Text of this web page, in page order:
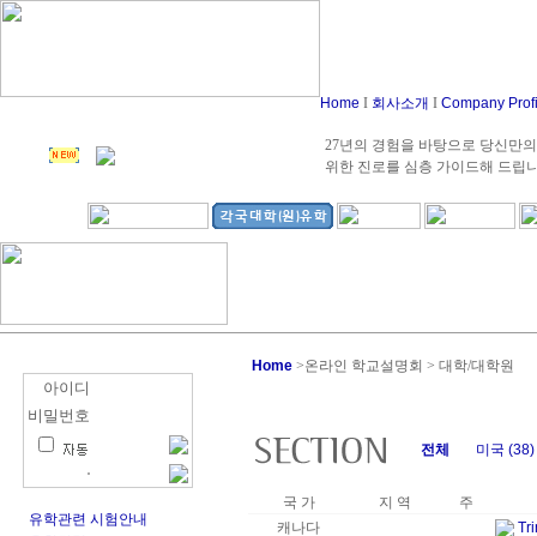
Home I 회사소개 I Company
27년의 경험을 바탕으로 당신만
위한 진로를 심층 가이드해 드립
아이디
비밀번호
유학관련 시험안내
Home >온라인 학교설명회 > 대학/대학원
전체 미국 (38)
국 가 지 역
주
캐나다